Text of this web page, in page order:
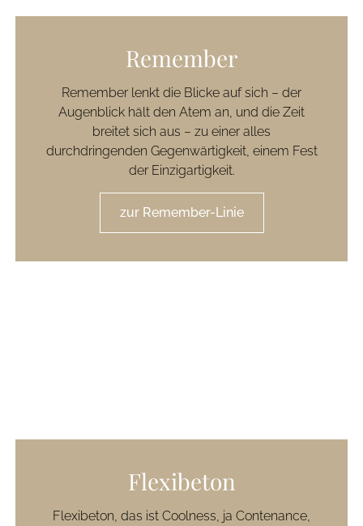
Remember
Remember lenkt die Blicke auf sich – der
Augenblick hält den Atem an, und die Zeit
breitet sich aus – zu einer alles
durchdringenden Gegenwärtigkeit, einem Fest
der Einzigartigkeit.
zur Remember-Linie
Flexibeton
Flexibeton, das ist Coolness, ja Contenance,